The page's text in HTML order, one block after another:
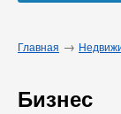
Главная →
Бизнес